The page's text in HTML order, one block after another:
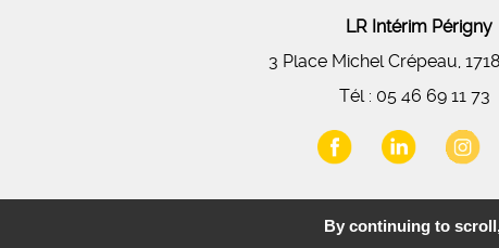
LR Intérim
3 Place Michel Crépeau,
Tél : 05 46 69 11 73
By continuing to